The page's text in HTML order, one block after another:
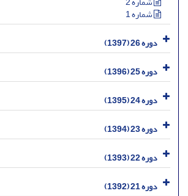
شماره 1
دوره 26 (1397)
دوره 25 (1396)
دوره 24 (1395)
دوره 23 (1394)
دوره 22 (1393)
دوره 21 (1392)